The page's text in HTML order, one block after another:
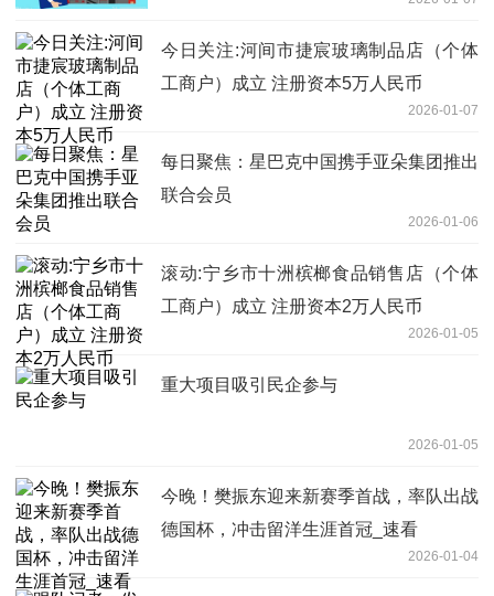
今日关注:河间市捷宸玻璃制品店（个体
工商户）成立 注册资本5万人民币
2026-01-07
每日聚焦：星巴克中国携手亚朵集团推出
联合会员
2026-01-06
滚动:宁乡市十洲槟榔食品销售店（个体
工商户）成立 注册资本2万人民币
2026-01-05
重大项目吸引民企参与
2026-01-05
今晚！樊振东迎来新赛季首战，率队出战
德国杯，冲击留洋生涯首冠_速看
2026-01-04